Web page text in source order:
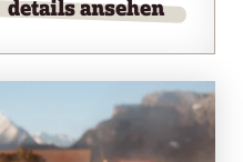
details ansehen